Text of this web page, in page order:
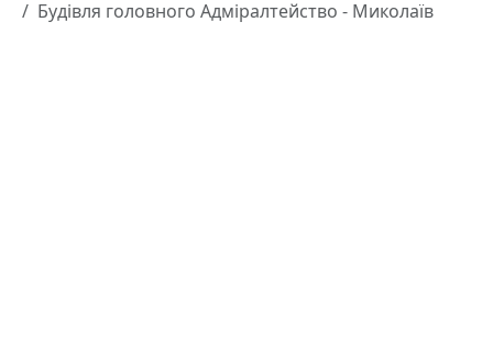
Будівля головного Адміралтейство - Миколаїв